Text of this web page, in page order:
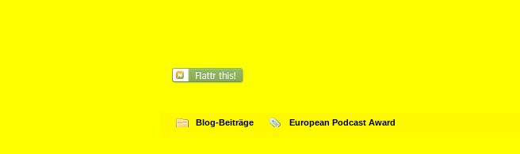
Blog-Beiträge European Podcast Award